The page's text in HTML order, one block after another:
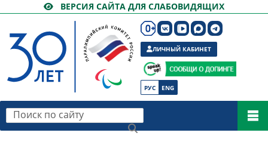
ВЕРСИЯ САЙТА ДЛЯ СЛАБОВИДЯЩИХ
РУС ENG
ЛИЧНЫЙ КАБИНЕТ
Поиск по сайту